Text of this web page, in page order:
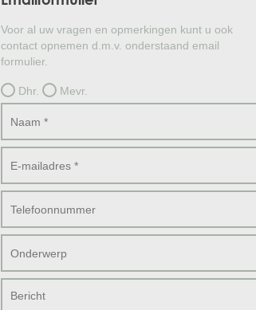
Voor al uw vragen en opmerkingen kunt u ook
contact opnemen d.m.v. onderstaand email
formulier.
Dhr. Mevr.